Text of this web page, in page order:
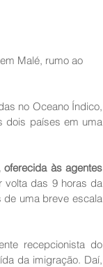
Malé, rumo ao
no Oceano Índico,
dois países em uma
às agentes
volta das 9 horas da
de uma breve escala
da imigração. Daí,